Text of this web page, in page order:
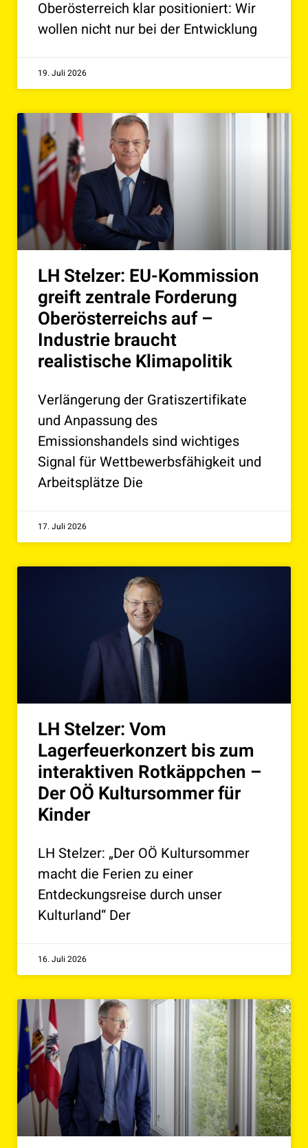
Oberösterreich klar positioniert: Wir
wollen nicht nur bei der Entwicklung
19. Juli 2026
LH Stelzer: EU-Kommission
greift zentrale Forderung
Oberösterreichs auf –
Industrie braucht
realistische Klimapolitik
Verlängerung der Gratiszertifikate
und Anpassung des
Emissionshandels sind wichtiges
Signal für Wettbewerbsfähigkeit und
Arbeitsplätze Die
17. Juli 2026
LH Stelzer: Vom
Lagerfeuerkonzert bis zum
interaktiven Rotkäppchen –
Der OÖ Kultursommer für
Kinder
LH Stelzer: „Der OÖ Kultursommer
macht die Ferien zu einer
Entdeckungsreise durch unser
Kulturland“ Der
16. Juli 2026